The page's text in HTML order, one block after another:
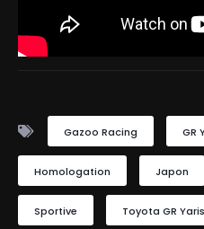
Gazoo Racing GR
Homologation Japon
Sportive Toyota GR Yaris